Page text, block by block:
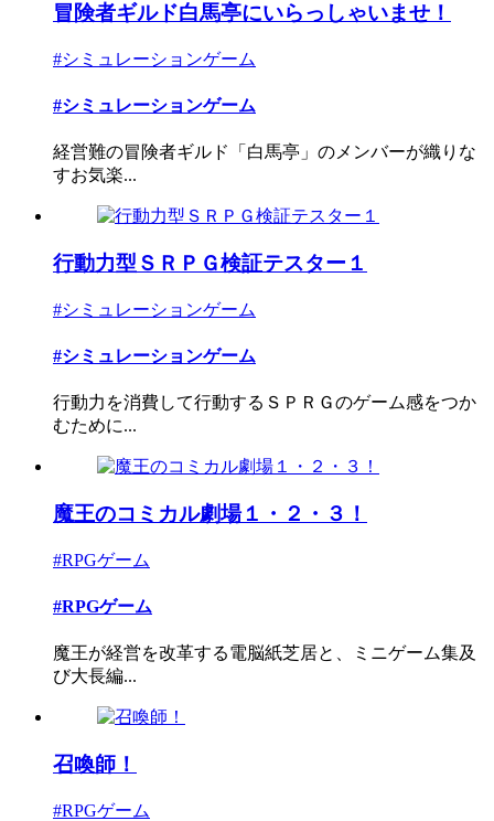
冒険者ギルド白馬亭にいらっしゃいませ！
#シミュレーションゲーム
#シミュレーションゲーム
経営難の冒険者ギルド「白馬亭」のメンバーが織りな
すお気楽...
行動力型ＳＲＰＧ検証テスター１
#シミュレーションゲーム
#シミュレーションゲーム
行動力を消費して行動するＳＰＲＧのゲーム感をつか
むために...
魔王のコミカル劇場１・２・３！
#RPGゲーム
#RPGゲーム
魔王が経営を改革する電脳紙芝居と、ミニゲーム集及
び大長編...
召喚師！
#RPGゲーム